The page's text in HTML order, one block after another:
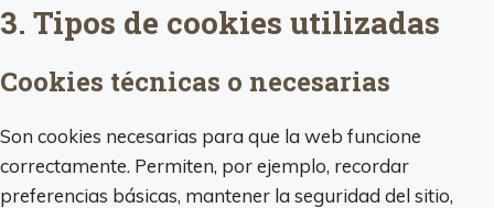
3. Tipos de cookies utilizadas
Cookies técnicas o necesarias
Son cookies necesarias para que la web funcione
correctamente. Permiten, por ejemplo, recordar
preferencias básicas, mantener la seguridad del sitio,